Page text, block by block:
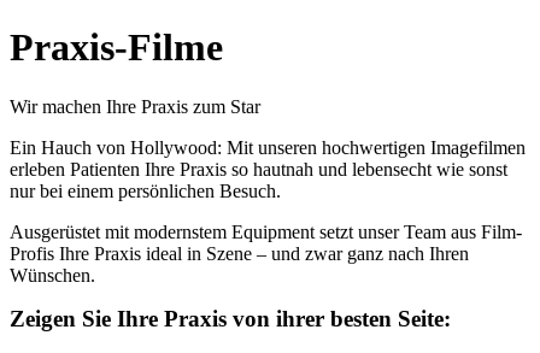
Praxis-Filme
Wir machen Ihre Praxis zum Star
Ein Hauch von Hollywood: Mit unseren hochwertigen Imagefilmen
erleben Patienten Ihre Praxis so hautnah und lebensecht wie sonst
nur bei einem persönlichen Besuch.
Ausgerüstet mit modernstem Equipment setzt unser Team aus Film-
Profis Ihre Praxis ideal in Szene – und zwar ganz nach Ihren
Wünschen.
Zeigen Sie Ihre Praxis von ihrer besten Seite: